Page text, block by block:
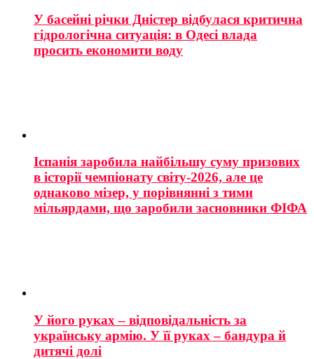
У басейні річки Дністер відбулася критична
гідрологічна ситуація: в Одесі влада
просить економити воду
Іспанія заробила найбільшу суму призових
в історії чемпіонату світу-2026, але це
однаково мізер, у порівнянні з тими
мільярдами, що заробили засновники ФІФА
У його руках – відповідальність за
українську армію. У її руках – бандура й
дитячі долі